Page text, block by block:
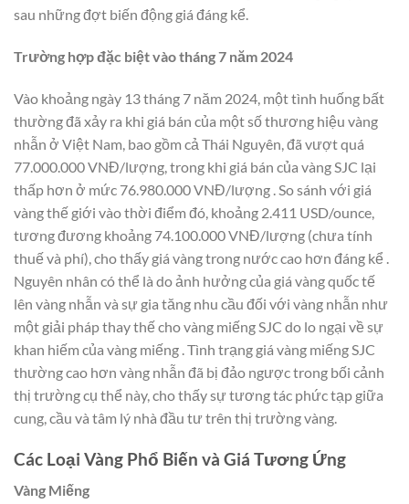
sau những đợt biến động giá đáng kể.
Trường hợp đặc biệt vào tháng 7 năm 2024
Vào khoảng ngày 13 tháng 7 năm 2024, một tình huống bất
thường đã xảy ra khi giá bán của một số thương hiệu vàng
nhẫn ở Việt Nam, bao gồm cả Thái Nguyên, đã vượt quá
77.000.000 VNĐ/lượng, trong khi giá bán của vàng SJC lại
thấp hơn ở mức 76.980.000 VNĐ/lượng . So sánh với giá
vàng thế giới vào thời điểm đó, khoảng 2.411 USD/ounce,
tương đương khoảng 74.100.000 VNĐ/lượng (chưa tính
thuế và phí), cho thấy giá vàng trong nước cao hơn đáng kể .
Nguyên nhân có thể là do ảnh hưởng của giá vàng quốc tế
lên vàng nhẫn và sự gia tăng nhu cầu đối với vàng nhẫn như
một giải pháp thay thế cho vàng miếng SJC do lo ngại về sự
khan hiếm của vàng miếng . Tình trạng giá vàng miếng SJC
thường cao hơn vàng nhẫn đã bị đảo ngược trong bối cảnh
thị trường cụ thể này, cho thấy sự tương tác phức tạp giữa
cung, cầu và tâm lý nhà đầu tư trên thị trường vàng.
Các Loại Vàng Phổ Biến và Giá Tương Ứng
Vàng Miếng